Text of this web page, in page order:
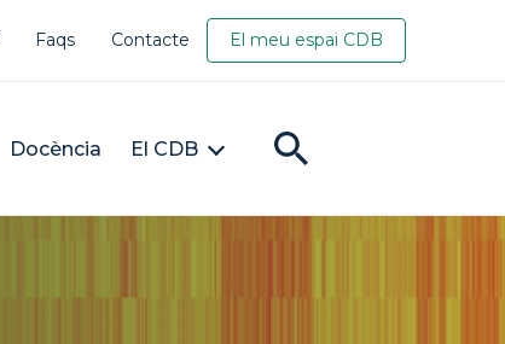
Faqs Contacte El meu espai CDB
Docència El CDB